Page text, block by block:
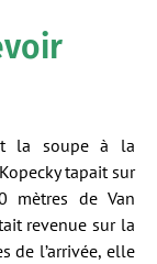
la soupe à la
tapait sur
mètres de Van
revenue sur la
de l’arrivée, elle